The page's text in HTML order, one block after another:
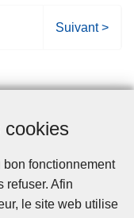
fonctionnement
refuser. Afin
le site web utilise
P
e
u
v
a
n
Suivant >